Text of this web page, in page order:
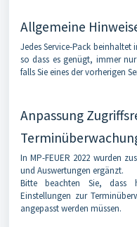
Allgemeine
Jedes Service-Pack
so dass es genügt, immer
falls Sie eines der vorherigen
Anpassung
In MP-FEUER 2022 wurden
und Auswertungen ergänzt.
Bitte beachten Sie, dass
Einstellungen zur
angepasst werden müssen.